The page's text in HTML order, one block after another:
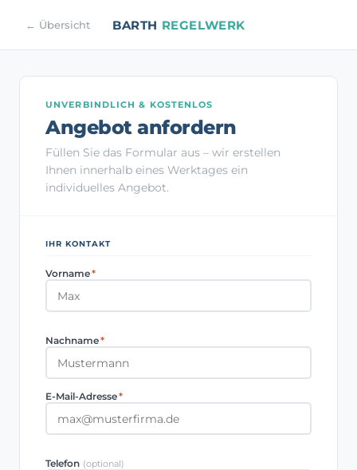
← Übersicht BARTH REGELWERK
UNVERBINDLICH & KOSTENLOS
Angebot anfordern
Füllen Sie das Formular aus – wir erstellen
Ihnen innerhalb eines Werktages ein
individuelles Angebot.
IHR KONTAKT
Vorname*
Nachname*
E-Mail-Adresse*
Telefon (optional)